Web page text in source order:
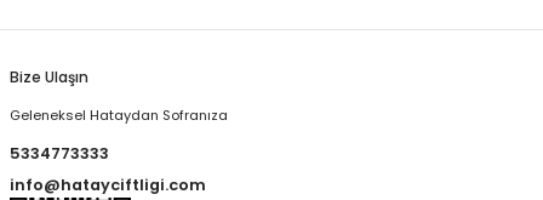
Bize Ulaşın
Geleneksel Hataydan Sofranıza
5334773333
info@hatayciftligi.com